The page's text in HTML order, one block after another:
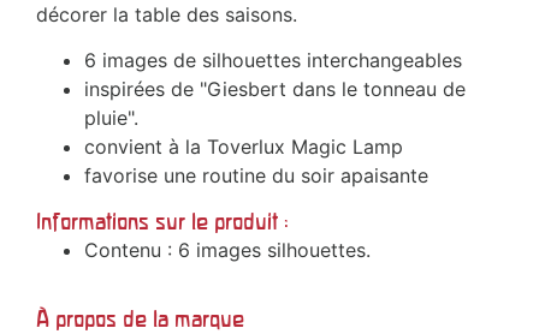
décorer la table des saisons.
6 images de silhouettes interchangeables
inspirées de "Giesbert dans le tonneau de
pluie".
convient à la Toverlux Magic Lamp
favorise une routine du soir apaisante
Informations sur le produit :
Contenu : 6 images silhouettes.
À propos de la marque